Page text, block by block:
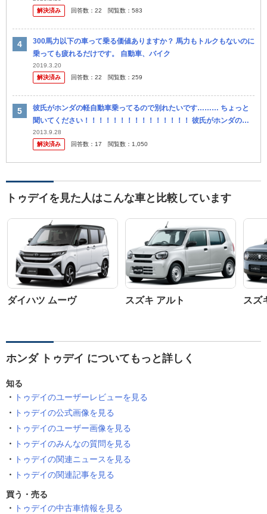
っ...
解決済み
回答数： 22 閲覧数： 583
300馬力以下の車って乗る価値ありますか？ 馬力もトルクもないのに
乗っても疲れるだけです。 自動車、バイク
2019.3.20
解決済み
回答数： 22 閲覧数： 259
彼氏がホンダの軽自動車乗ってるので別れたいです……… ちょっと
聞いてください！！！！！！！！！！！！！！！ 彼氏がホンダのト
ゥデイに乗ってるので別れたいです……… 軽だと信号侍ちで並ばれ
た時...
2013.9.28
解決済み
回答数： 17 閲覧数： 1,050
トゥデイを見た人はこんな車と比較しています
ダイハツ ムーヴ スズキ アルト スズ
ホンダ トゥデイ についてもっと詳しく
知る
トゥデイのユーザーレビューを見る
トゥデイの公式画像を見る
トゥデイのユーザー画像を見る
トゥデイのみんなの質問を見る
トゥデイの関連ニュースを見る
トゥデイの関連記事を見る
買う・売る
トゥデイの中古車情報を見る